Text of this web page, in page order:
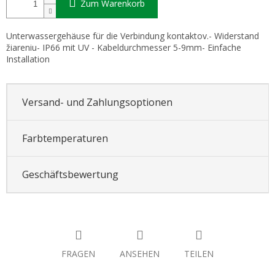
Zum Warenkorb
Unterwassergehäuse für die Verbindung kontaktov.- Widerstand
žiareniu- IP66 mit UV - Kabeldurchmesser 5-9mm- Einfache
Installation
Versand- und Zahlungsoptionen
Farbtemperaturen
Geschäftsbewertung
FRAGEN ANSEHEN TEILEN